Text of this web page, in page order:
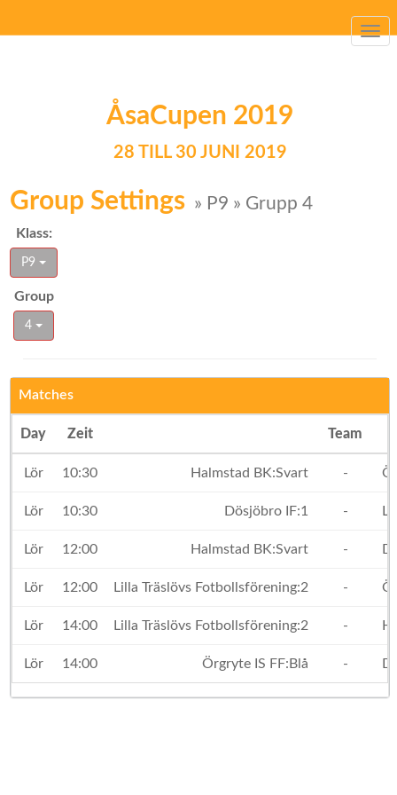
ÅsaCupen 2019
28 TILL 30 JUNI 2019
Group Settings » P9 » Grupp 4
Klass:
P9
Group
4
Matches
Day Zeit Team
Lör 10:30 Halmstad BK:Svart -
Lör 10:30 Dösjöbro IF:1 -
Lör 12:00 Halmstad BK:Svart -
Lör 12:00 Lilla Träslövs Fotbollsförening:2 -
Lör 14:00 Lilla Träslövs Fotbollsförening:2 -
Lör 14:00 Örgryte IS FF:Blå -